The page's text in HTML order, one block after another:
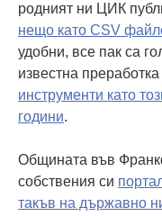
родният ни ЦИК
нещо като CSV
удобни, все пак са
известна
инструменти като
години.
Общината във
собствения си
такъв на държавно